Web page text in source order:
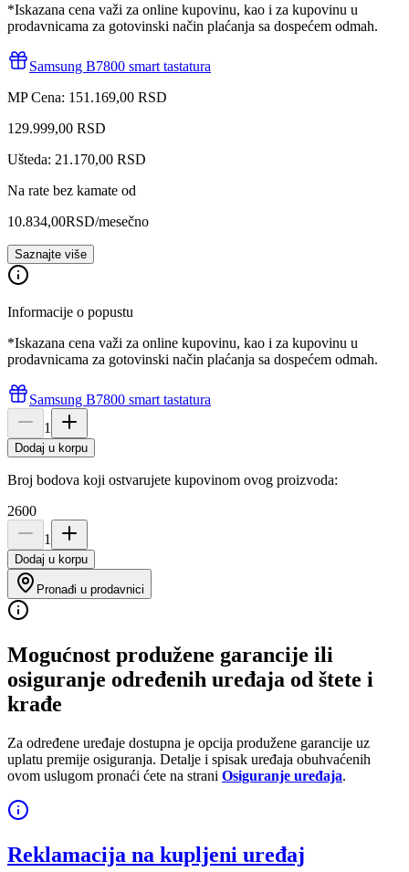
*Iskazana cena važi za online kupovinu, kao i za kupovinu u
prodavnicama za gotovinski način plaćanja sa dospećem odmah.
Samsung B7800 smart tastatura
MP Cena: 151.169,00 RSD
129.999,00 RSD
Ušteda: 21.170,00 RSD
Na rate bez kamate od
10.834,00RSD/mesečno
Saznajte više
Informacije o popustu
*Iskazana cena važi za online kupovinu, kao i za kupovinu u
prodavnicama za gotovinski način plaćanja sa dospećem odmah.
Samsung B7800 smart tastatura
1
Dodaj u korpu
Broj bodova koji ostvarujete kupovinom ovog proizvoda:
2600
1
Dodaj u korpu
Pronađi u prodavnici
Mogućnost produžene garancije ili
osiguranje određenih uređaja od štete i
krađe
Za određene uređaje dostupna je opcija produžene garancije uz
uplatu premije osiguranja. Detalje i spisak uređaja obuhvaćenih
ovom uslugom pronaći ćete na strani Osiguranje uređaja.
Reklamacija na kupljeni uređaj